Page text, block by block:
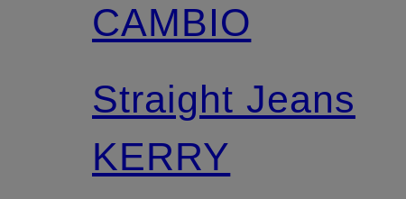
CAMBIO
Straight Jeans
KERRY